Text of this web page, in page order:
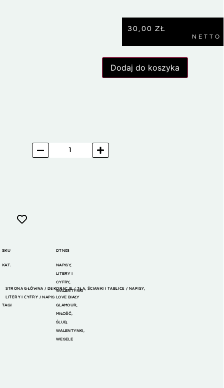
30,00 ZŁ
NETTO
Dodaj do koszyka
SKU DTN03
KAT.
NAPISY,
LITERY I
CYFRY,
WALENTYNKI
TAGI GLAMOUR,
MIŁOŚĆ,
ŚLUB,
WALENTYNKI,
WESELE
STRONA GŁÓWNA /DEKORACJE/TŁA, ŚCIANKI I TABLICE / NAPISY,
LITERY I CYFRY / NAPIS LOVE BIAŁY